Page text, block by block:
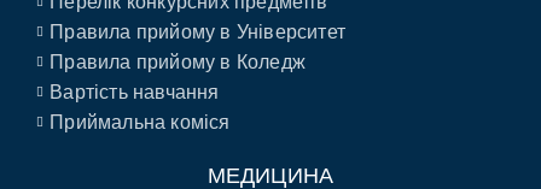
Правила прийому в Університет
Правила прийому в Коледж
Вартість навчання
Приймальна коміся
МЕДИЦИНА